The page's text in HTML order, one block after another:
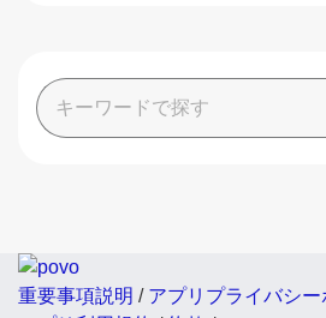
重要事項説明 / アプリプライバシー